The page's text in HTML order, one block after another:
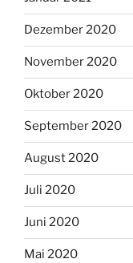
Dezember 2020
November 2020
Oktober 2020
September 2020
August 2020
Juli 2020
Juni 2020
Mai 2020